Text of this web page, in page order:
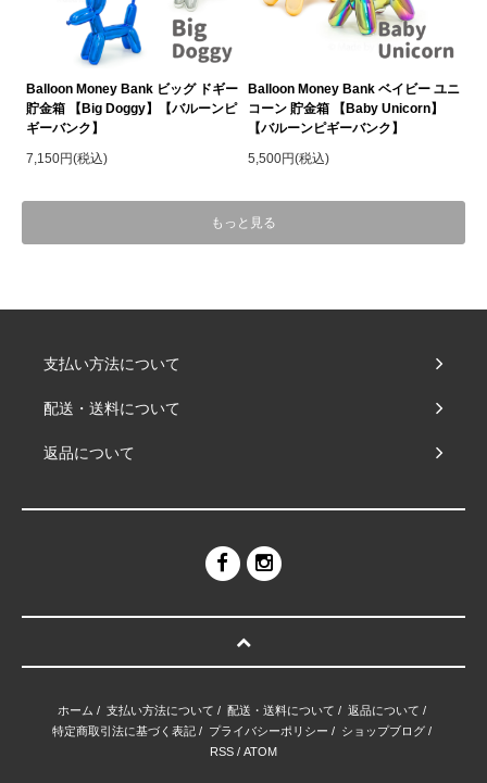
Balloon Money Bank ビッグ ドギー
貯金箱 【Big Doggy】【バルーンピ
ギーバンク】
7,150円(税込)
Balloon Money Bank ベイビー ユニ
コーン 貯金箱 【Baby Unicorn】
【バルーンピギーバンク】
5,500円(税込)
もっと見る
支払い方法について
配送・送料について
返品について
ホーム / 支払い方法について / 配送・送料について / 返品について /
特定商取引法に基づく表記 / プライバシーポリシー / ショップブログ /
RSS / ATOM